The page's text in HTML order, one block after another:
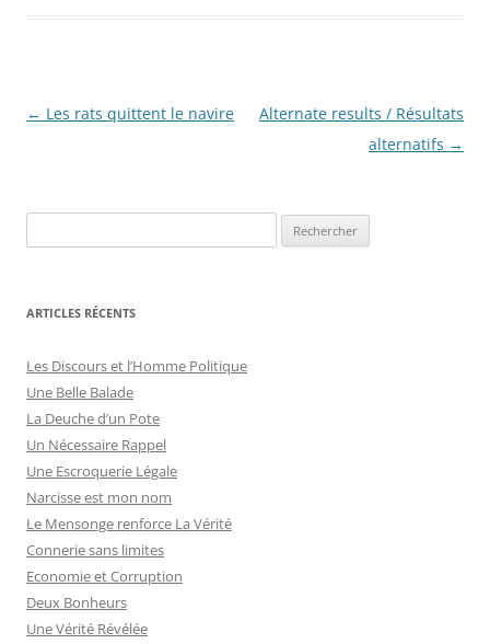
Navigation
← Les rats quittent le navire
Alternate results / Résultats
alternatifs →
e
h
r
c
h
e
r
:
ARTICLES RÉCENTS
Les Discours et l’Homme Politique
Une Belle Balade
La Deuche d’un Pote
Un Nécessaire Rappel
Une Escroquerie Légale
Narcisse est mon nom
Le Mensonge renforce La Vérité
Connerie sans limites
Economie et Corruption
Deux Bonheurs
Une Vérité Révélée